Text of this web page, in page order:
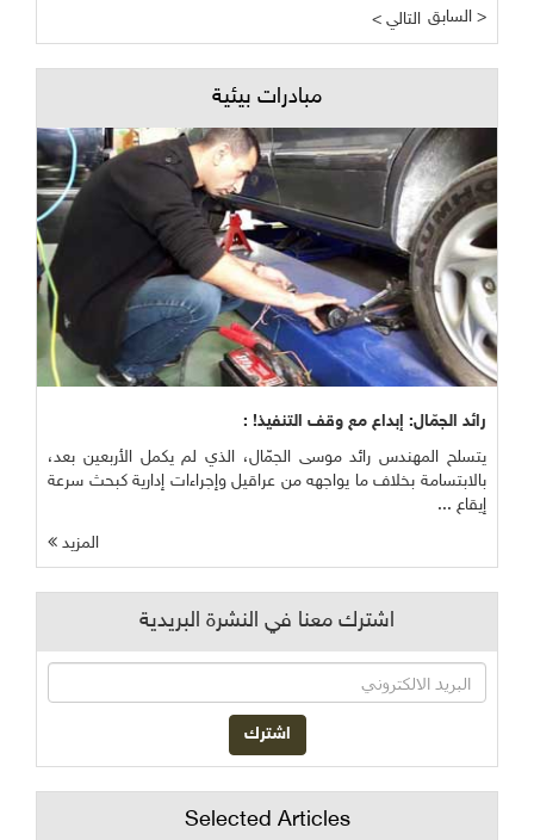
< التالي السابق >
مبادرات بيئية
رائد الجمّال: إبداع مع وقف التنفيذ! :
يتسلح المهندس رائد موسى الجمّال، الذي لم يكمل الأربعين بعد،
بالابتسامة بخلاف ما يواجهه من عراقيل وإجراءات إدارية كبحث سرعة
إيقاع ...
المزيد
اشترك معنا في النشرة البريدية
Selected Articles